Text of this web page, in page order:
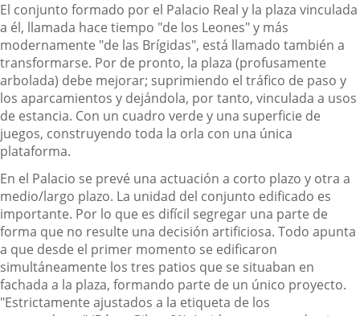
El conjunto formado por el Palacio Real y la plaza vinculada
a él, llamada hace tiempo "de los Leones" y más
modernamente "de las Brígidas", está llamado también a
transformarse. Por de pronto, la plaza (profusamente
arbolada) debe mejorar; suprimiendo el tráfico de paso y
los aparcamientos y dejándola, por tanto, vinculada a usos
de estancia. Con un cuadro verde y una superficie de
juegos, construyendo toda la orla con una única
plataforma.
En el Palacio se prevé una actuación a corto plazo y otra a
medio/largo plazo. La unidad del conjunto edificado es
importante. Por lo que es difícil segregar una parte de
forma que no resulte una decisión artificiosa. Todo apunta
a que desde el primer momento se edificaron
simultáneamente los tres patios que se situaban en
fachada a la plaza, formando parte de un único proyecto.
"Estrictamente ajustados a la etiqueta de los